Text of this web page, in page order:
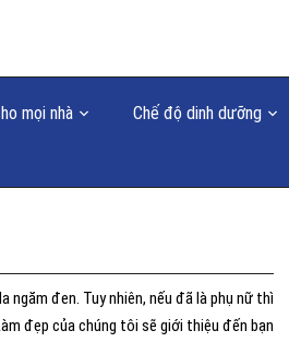
mọi nhà Chế độ dinh dưỡng
đen. Tuy nhiên, nếu đã là phụ nữ thì
đẹp của chúng tôi sẽ giới thiệu đến bạn